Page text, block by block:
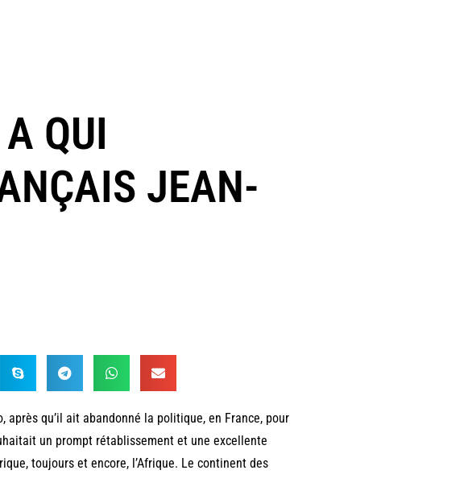
QUI
JEAN-
qu’il ait abandonné la politique, en France, pour
un prompt rétablissement et une excellente
toujours et encore, l’Afrique. Le continent des